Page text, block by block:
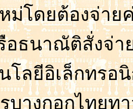
ม่โดยต้องจ่าย
อธนาณัติสั่งจ่า
โลยีอิเล็กทรอ
บางกอกไทยท